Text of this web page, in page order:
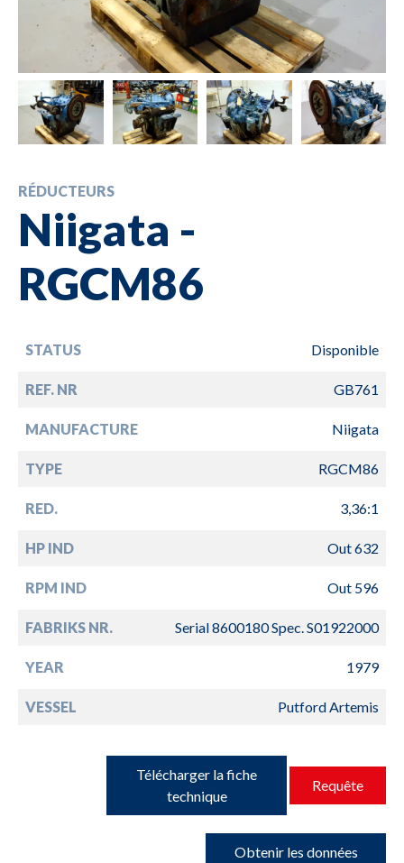
RÉDUCTEURS
Niigata -
RGCM86
STATUS Disponible
REF. NR GB761
MANUFACTURE Niigata
TYPE RGCM86
RED. 3,36:1
HP IND Out 632
RPM IND Out 596
FABRIKS NR. Serial 8600180 Spec. S01922000
YEAR 1979
VESSEL Putford Artemis
Télécharger la fiche
technique
Requête
Obtenir les données